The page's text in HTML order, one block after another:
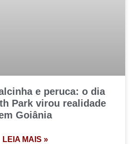
e peruca: o dia
Park virou realidade
Goiânia
LEIA MAIS »